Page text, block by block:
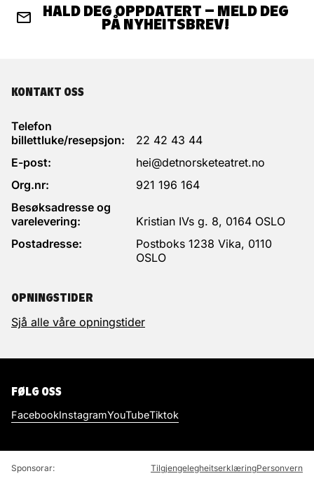
HALD DEG OPPDATERT – MELD DEG
PÅ NYHEITSBREV!
KONTAKT OSS
Telefon
billettluke/resepsjon:
22 42 43 44
E-post:
hei@detnorsketeatret.no
Org.nr:
921 196 164
Besøksadresse og
varelevering:
Kristian IVs g. 8, 0164 OSLO
Postadresse:
Postboks 1238 Vika, 0110
OSLO
OPNINGSTIDER
Sjå alle våre opningstider
FØLG OSS
FacebookInstagramYouTubeTiktok
Sponsorar: TilgjengelegheitserklæringPersonvern